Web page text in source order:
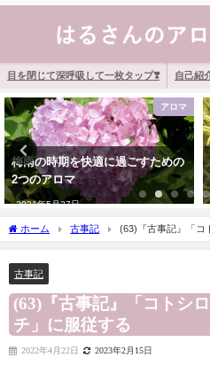
目を閉じて深呼吸して一枚タップ❣️ 自己紹
アロマ
二日酔いにもアロマ
2020年12月14日
ホーム 古事記
(63)『古事記』「コ
古事記
(63)『古事記』「コトシ
チ」に服従する
2022年4月22日 2023年2月15日